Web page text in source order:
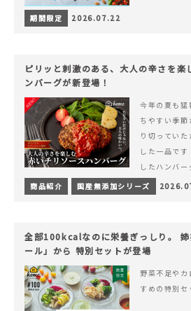
期間限定 2026.07.22
ピリッと刺激のある、大人の辛さを楽
ンバーグが新登場！
今年の夏も猛
ちやすい季
り切ってい
した一品で
したハンバ
コク深い旨
&hellip; 続き
商品紹介 国産無添加シリーズ
全部100kcalなのに栄養ぎっしり。
ール」から 特別セットが登場
野菜不足や
すめの特別セ